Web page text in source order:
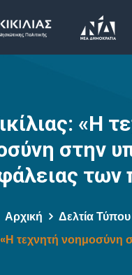
«Η
στην
των
Αρχική
Δελτία Τύπου